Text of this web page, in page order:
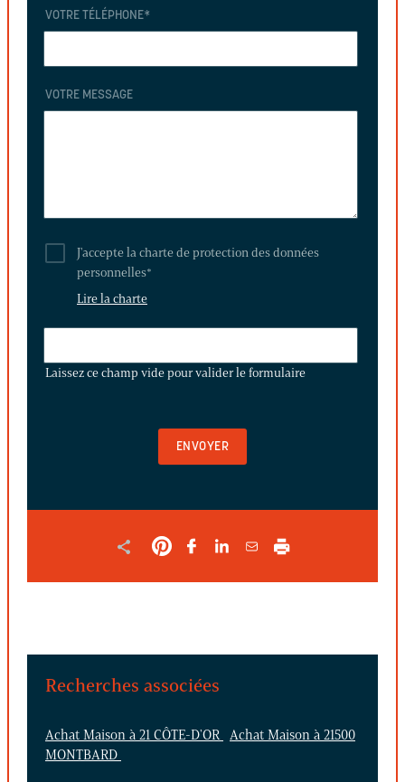
VOTRE TÉLÉPHONE*
VOTRE MESSAGE
J'accepte la charte de protection des données
personnelles*
Lire la charte
CHAMP
Laissez ce champ vide pour valider le formulaire
Recherches associées
Achat Maison à 21 CÔTE-D'OR Achat Maison à 21500
MONTBARD